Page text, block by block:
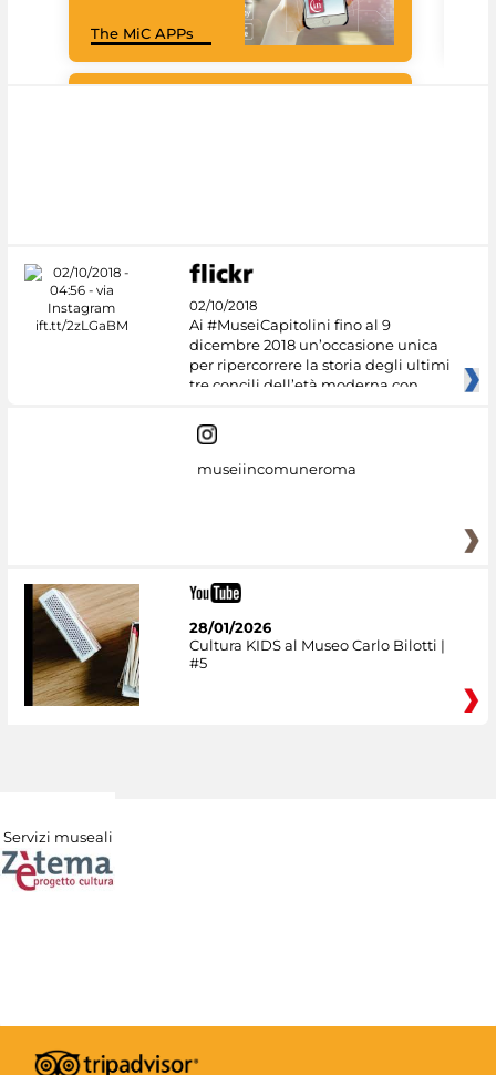
The MiC APPs
02/10/2018
Ai #MuseiCapitolini fino al 9
dicembre 2018 un’occasione unica
per ripercorrere la storia degli ultimi
tre concili dell’età moderna con
museiincomuneroma
28/01/2026
Cultura KIDS al Museo Carlo Bilotti |
#5
Servizi museali